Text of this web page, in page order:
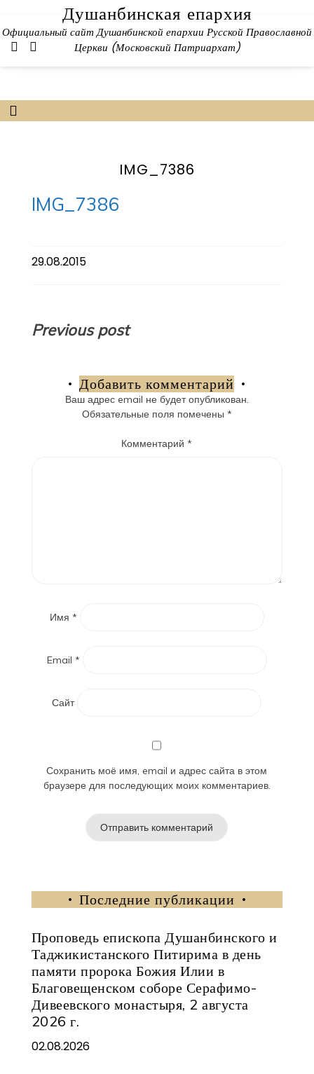
content
Душанбинская епархия
Официальный сайт Душанбинской епархии Русской Православной
Церкви (Московский Патриархат)
IMG_7386
IMG_7386
29.08.2015
Навигация
записям
Previous post
Добавить комментарий
Ваш адрес email не будет опубликован.
Обязательные поля помечены *
Комментарий*
Имя *
Email *
Сайт
Сохранить моё имя, email и адрес сайта в этом
браузере для последующих моих комментариев.
Последние публикации
Проповедь епископа Душанбинского и
Таджикистанского Питирима в день
памяти пророка Божия Илии в
Благовещенском соборе Серафимо-
Дивеевского монастыря, 2 августа
2026 г.
02.08.2026